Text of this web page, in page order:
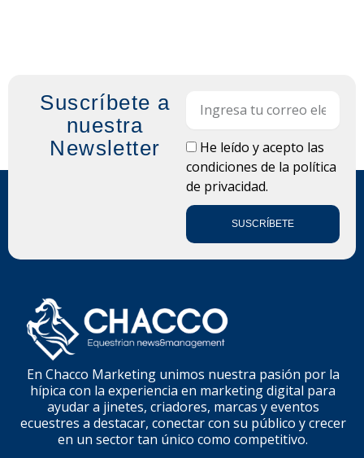
Suscríbete a
nuestra
Newsletter
LOPDHe leído y acepto las
condiciones de la política
de privacidad.
SUSCRÍBETE
En Chacco Marketing unimos nuestra pasión por la
hípica con la experiencia en marketing digital para
ayudar a jinetes, criadores, marcas y eventos
ecuestres a destacar, conectar con su público y crecer
en un sector tan único como competitivo.